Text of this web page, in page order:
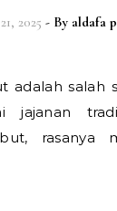
2025 - By aldafa
jajanan
rasanya